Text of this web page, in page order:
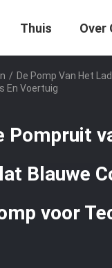
Thuis Over
/ De Pomp Van Het
En Voertuig
Pompruit
Blauwe
voor